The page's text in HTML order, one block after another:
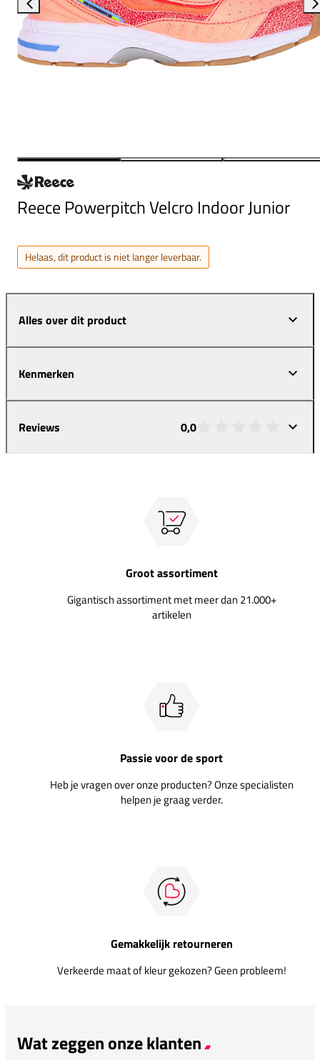
Reece Powerpitch Velcro Indoor Junior
Helaas, dit product is niet langer leverbaar.
Alles over dit product
Kenmerken
Reviews 0,0
Groot assortiment
Gigantisch assortiment met meer dan 21.000+
artikelen
Passie voor de sport
Heb je vragen over onze producten? Onze specialisten
helpen je graag verder.
Gemakkelijk retourneren
Verkeerde maat of kleur gekozen? Geen probleem!
Wat zeggen onze klanten